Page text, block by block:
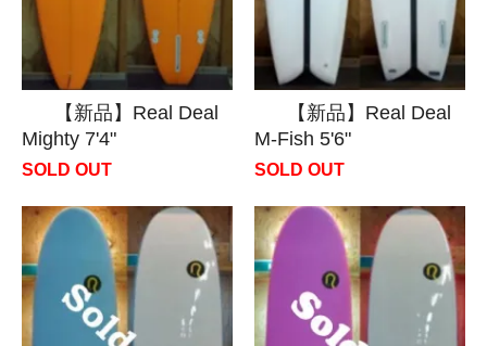
【新品】Real Deal
Mighty 7'4"
SOLD OUT
【新品】Real Deal
M-Fish 5'6"
SOLD OUT